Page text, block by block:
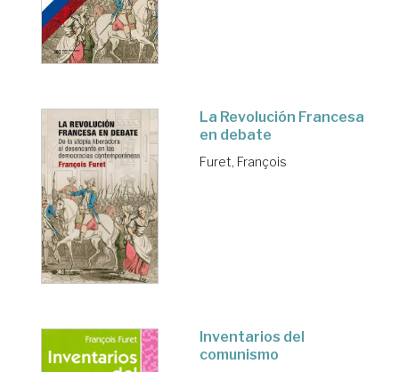
La Revolución Francesa
en debate
Furet, François
Inventarios del
comunismo